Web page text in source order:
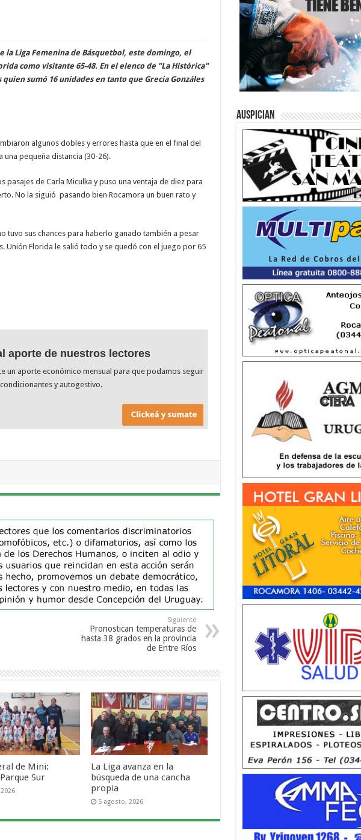
la Liga Femenina de Básquetbol, este domingo, el
como visitante 65-48. En el elenco de "La Histórica"
sumó 16 unidades en tanto que Grecia Gonzáles
algunos dobles y errores hasta que en el final del
pequeña distancia (30-26).
pasajes de Carla Miculka y puso una ventaja de diez para
No la siguió pasando bien Rocamora un buen rato y
tuvo sus chances para haberlo ganado también a pesar
Unión Florida le salió todo y se quedó con el juego por 65
aporte de nuestros lectores
un aporte económico mensual para que podamos seguir
y autogestivo.
Siguiente
Pronostican temperaturas de
hasta 38 grados en la provincia
de Entre Ríos
de Mini:
Sur
La Liga avanza en la
búsqueda de una cancha
propia
5 agosto, 2026
Auspician